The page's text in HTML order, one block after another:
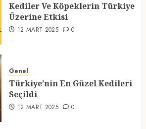
12 MART 2025 0
Seçildi
12 MART 2025 0
Kediler Ve Köpeklerin Türkiye
Üzerine Etkisi
12 MART 2025 0
Genel
Türkiye’nin En Güzel Kedileri
Seçildi
12 MART 2025 0